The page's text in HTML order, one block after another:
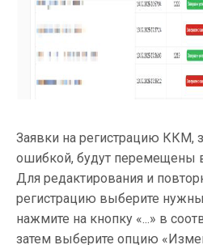
Заявки на регистрацию ККМ,
ошибкой, будут перемещены
Для редактирования и
регистрацию выберите
нажмите на кнопку «...» в
затем выберите опцию